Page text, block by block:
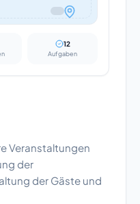
12
Aufgaben
Veranstaltungen
der
der Gäste und